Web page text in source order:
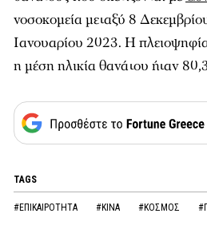
νοσοκομεία μεταξύ 8
Ιανουαρίου 2023. Η
η μέση ηλικία θανάτου ήταν
TAGS
#ΕΠΙΚΑΙΡΟΤΗΤΑ #ΚΙΝΑ #ΚΟΣΜΟΣ